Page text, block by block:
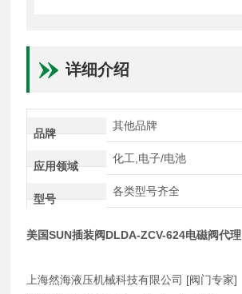
详细介绍
品牌
其他品牌
应用领域
化工,电子/电池
型号
各类型号齐全
美国SUN插装阀DLDA-ZCV-624电磁阀代理
上海然海液压机械科技有限公司 [阀门专家]